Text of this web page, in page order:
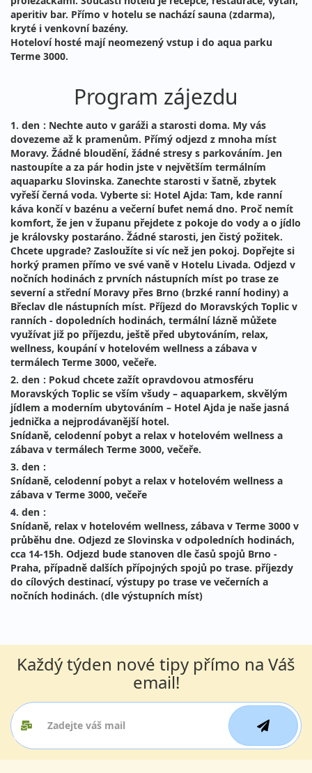
aperitiv bar. Přímo v hotelu se nachází sauna (zdarma),
kryté i venkovní bazény.
Hoteloví hosté mají neomezený vstup i do aqua parku
Terme 3000.
Program zájezdu
1. den : Nechte auto v garáži a starosti doma. My vás
dovezeme až k pramenům. Přímý odjezd z mnoha míst
Moravy. Žádné bloudění, žádné stresy s parkováním. Jen
nastoupíte a za pár hodin jste v největším termálním
aquaparku Slovinska. Zanechte starosti v šatně, zbytek
vyřeší černá voda. Vyberte si: Hotel Ajda: Tam, kde ranní
káva končí v bazénu a večerní bufet nemá dno. Proč nemít
komfort, že jen v županu přejdete z pokoje do vody a o jídlo
je královsky postaráno. Žádné starosti, jen čistý požitek.
Chcete upgrade? Zasloužíte si víc než jen pokoj. Dopřejte si
horký pramen přímo ve své vaně v Hotelu Livada. Odjezd v
nočních hodinách z prvních nástupních míst po trase ze
severní a střední Moravy přes Brno (brzké ranní hodiny) a
Břeclav dle nástupních míst. Příjezd do Moravských Toplic v
ranních - dopoledních hodinách, termální lázně můžete
využívat již po příjezdu, ještě před ubytováním, relax,
wellness, koupání v hotelovém wellness a zábava v
termálech Terme 3000, večeře.
2. den : Pokud chcete zažít opravdovou atmosféru
Moravských Toplic se vším všudy – aquaparkem, skvělým
jídlem a moderním ubytováním – Hotel Ajda je naše jasná
jednička a nejprodávanější hotel.
Snídaně, celodenní pobyt a relax v hotelovém wellness a
zábava v termálech Terme 3000, večeře.
3. den :
Snídaně, celodenní pobyt a relax v hotelovém wellness a
zábava v Terme 3000, večeře
4. den :
Snídaně, relax v hotelovém wellness, zábava v Terme 3000 v
průběhu dne. Odjezd ze Slovinska v odpoledních hodinách,
cca 14-15h. Odjezd bude stanoven dle časů spojů Brno -
Praha, případně dalších přípojných spojů po trase. příjezdy
do cílových destinací, výstupy po trase ve večerních a
nočních hodinách. (dle výstupních míst)
Každý týden nové tipy přímo na Váš
email!